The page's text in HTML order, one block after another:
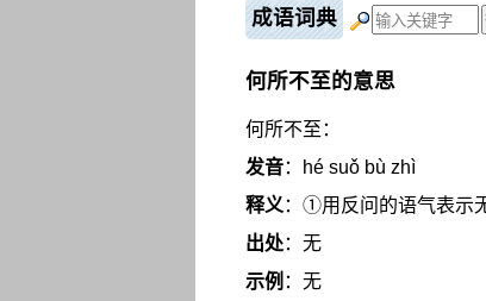
成语词典
何所不至的意思
何所不至：
发音：hé suǒ bù zhì
释义 ：①用反问的语气表示
出处：无
示例 ：无